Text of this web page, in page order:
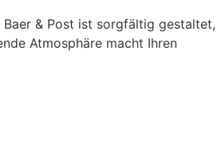
& Post ist sorgfältig gestaltet,
Atmosphäre macht Ihren